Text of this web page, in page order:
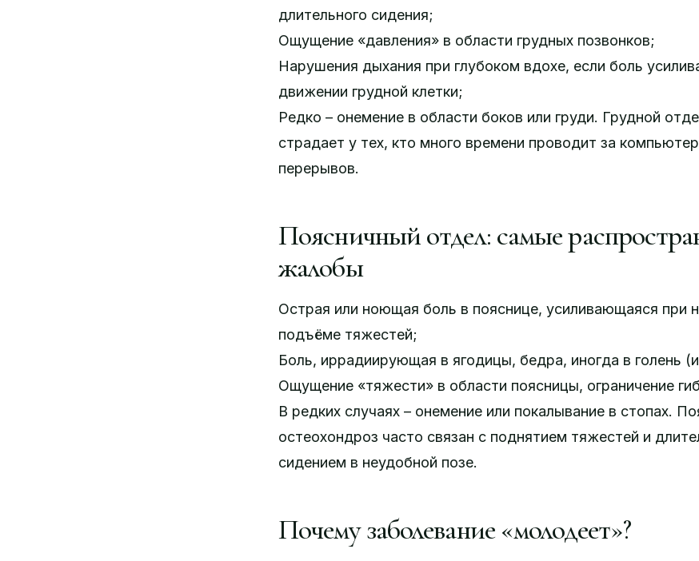
длительного сидения;
Ощущение «давления» в области грудных позвонков;
Нарушения дыхания при глубоком вдохе, если боль
движении грудной клетки;
Редко – онемение в области боков или груди. Грудной
страдает у тех, кто много времени проводит за
перерывов.
Поясничный отдел: самые
жалобы
Острая или ноющая боль в пояснице, усиливающаяся при
подъёме тяжестей;
Боль, иррадиирующая в ягодицы, бедра, иногда в голень
Ощущение «тяжести» в области поясницы, ограничение
В редких случаях – онемение или покалывание в стопах.
остеохондроз часто связан с поднятием тяжестей и
сидением в неудобной позе.
Почему заболевание «молодеет»?